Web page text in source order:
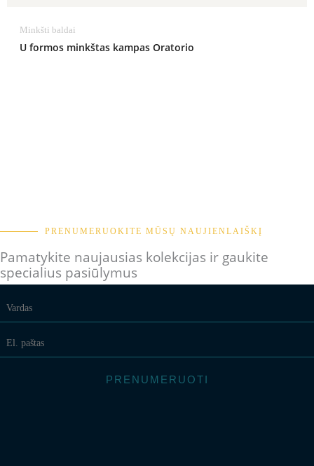
Minkšti baldai
U formos minkštas kampas Oratorio
PRENUMERUOKITE MŪSŲ NAUJIENLAIŠKĮ
Pamatykite naujausias kolekcijas ir gaukite
specialius pasiūlymus
PRENUMERUOTI